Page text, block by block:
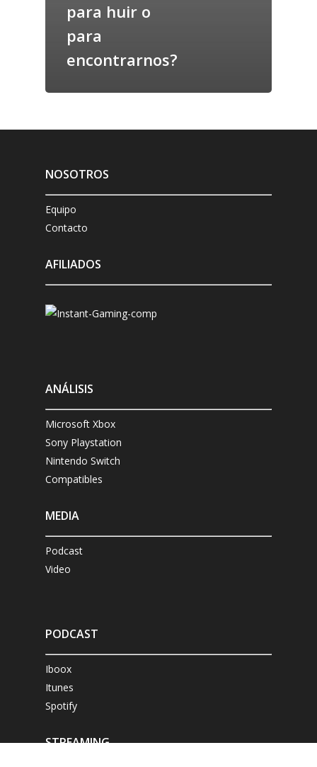
para huir o
para
encontrarnos?
NOSOTROS
Equipo
Contacto
AFILIADOS
ANÁLISIS
Microsoft Xbox
Sony Playstation
Nintendo Switch
Compatibles
MEDIA
Podcast
Video
PODCAST
Iboox
Itunes
Spotify
STREAMING